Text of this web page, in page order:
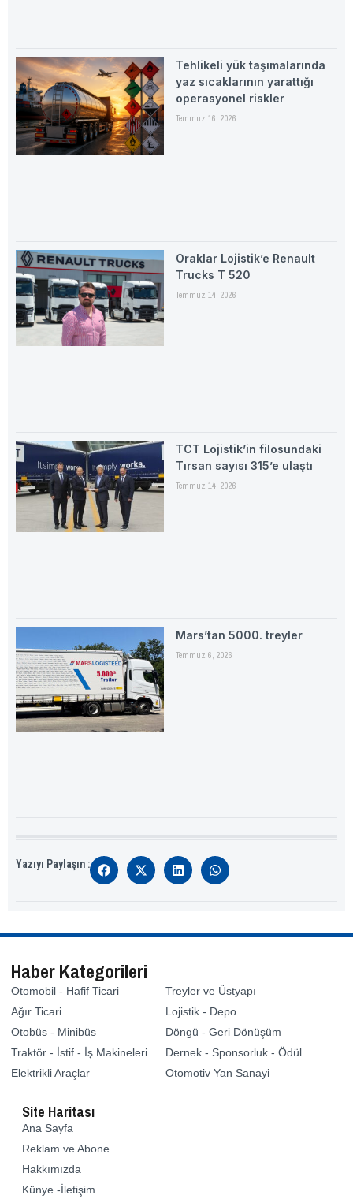
Tehlikeli yük taşımalarında
yaz sıcaklarının yarattığı
operasyonel riskler
Temmuz 16, 2026
Oraklar Lojistik’e Renault
Trucks T 520
Temmuz 14, 2026
TCT Lojistik’in filosundaki
Tırsan sayısı 315’e ulaştı
Temmuz 14, 2026
Mars’tan 5000. treyler
Temmuz 6, 2026
Yazıyı Paylaşın :
Haber Kategorileri
Otomobil - Hafif Ticari
Ağır Ticari
Otobüs - Minibüs
Traktör - İstif - İş Makineleri
Elektrikli Araçlar
Treyler ve Üstyapı
Lojistik - Depo
Döngü - Geri Dönüşüm
Dernek - Sponsorluk - Ödül
Otomotiv Yan Sanayi
Site Haritası
Ana Sayfa
Reklam ve Abone
Hakkımızda
Künye -İletişim